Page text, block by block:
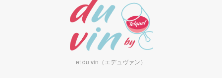
et du vin（エデュヴァン）